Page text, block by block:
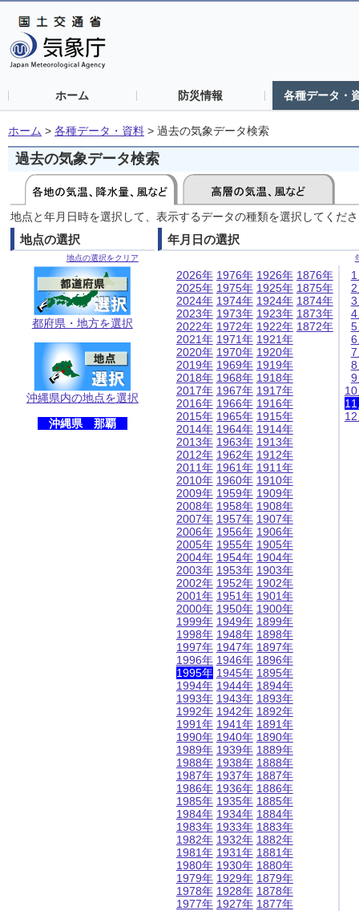
ホーム 防災情報 各種データ・
ホーム > 各種データ・資料 > 過去の気象データ検索
過去の気象データ検索
地点と年月日時を選択して、表示するデータの種類を選択してくだ
地点の選択
地点の選択をクリア
都府県・地方を選択
沖縄県内の地点を選択
沖縄県 那覇
年月日の選択
2026年
2025年
2024年
2023年
2022年
2021年
2020年
2019年
2018年
2017年
2016年
2015年
2014年
2013年
2012年
2011年
2010年
2009年
2008年
2007年
2006年
2005年
2004年
2003年
2002年
2001年
2000年
1999年
1998年
1997年
1996年
1995年
1994年
1993年
1992年
1991年
1990年
1989年
1988年
1987年
1986年
1985年
1984年
1983年
1982年
1981年
1980年
1979年
1978年
1977年
1976年
1975年
1974年
1973年
1972年
1971年
1970年
1969年
1968年
1967年
1966年
1965年
1964年
1963年
1962年
1961年
1960年
1959年
1958年
1957年
1956年
1955年
1954年
1953年
1952年
1951年
1950年
1949年
1948年
1947年
1946年
1945年
1944年
1943年
1942年
1941年
1940年
1939年
1938年
1937年
1936年
1935年
1934年
1933年
1932年
1931年
1930年
1929年
1928年
1927年
1926年
1925年
1924年
1923年
1922年
1921年
1920年
1919年
1918年
1917年
1916年
1915年
1914年
1913年
1912年
1911年
1910年
1909年
1908年
1907年
1906年
1905年
1904年
1903年
1902年
1901年
1900年
1899年
1898年
1897年
1896年
1895年
1894年
1893年
1892年
1891年
1890年
1889年
1888年
1887年
1886年
1885年
1884年
1883年
1882年
1881年
1880年
1879年
1878年
1877年
1876年
1875年
1874年
1873年
1872年